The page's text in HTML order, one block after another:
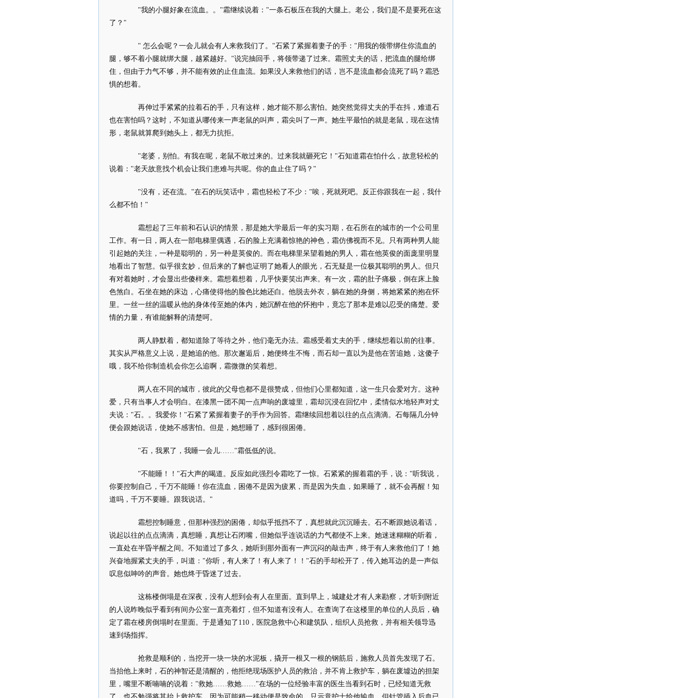
"我的小腿好象在流血。。"霜继续说着："一条石板压在我的大腿上。老公，我们是不是要死在这
了？"
" 怎么会呢？一会儿就会有人来救我们了。"石紧了紧握着妻子的手："用我的领带绑住你流血的
腿，够不着小腿就绑大腿，越紧越好。"说完抽回手，将领带递了过来。霜照丈夫的话，把流血的腿给绑
住，但由于力气不够，并不能有效的止住血流。如果没人来救他们的话，岂不是流血都会流死了吗？霜恐
惧的想着。
再伸过手紧紧的拉着石的手，只有这样，她才能不那么害怕。她突然觉得丈夫的手在抖，难道石
也在害怕吗？这时，不知道从哪传来一声老鼠的叫声，霜尖叫了一声。她生平最怕的就是老鼠，现在这情
形，老鼠就算爬到她头上，都无力抗拒。
"老婆，别怕。有我在呢，老鼠不敢过来的。过来我就砸死它！"石知道霜在怕什么，故意轻松的
说着："老天故意找个机会让我们患难与共呢。你的血止住了吗？"
"没有，还在流。"在石的玩笑话中，霜也轻松了不少："唉，死就死吧。反正你跟我在一起，我什
么都不怕！"
霜想起了三年前和石认识的情景，那是她大学最后一年的实习期，在石所在的城市的一个公司里
工作。有一日，两人在一部电梯里偶遇，石的脸上充满着惊艳的神色，霜仿佛视而不见。只有两种男人能
引起她的关注，一种是聪明的，另一种是英俊的。而在电梯里呆望着她的男人，霜在他英俊的面庞里明显
地看出了智慧。似乎很玄妙，但后来的了解也证明了她看人的眼光，石无疑是一位极其聪明的男人。但只
有对着她时，才会显出些傻样来。霜想着想着，几乎快要笑出声来。有一次，霜的肚子痛极，倒在床上脸
色煞白。石坐在她的床边，心痛使得他的脸色比她还白。他脱去外衣，躺在她的身侧，将她紧紧的抱在怀
里。一丝一丝的温暖从他的身体传至她的体内，她沉醉在他的怀抱中，竟忘了那本是难以忍受的痛楚。爱
情的力量，有谁能解释的清楚呵。
两人静默着，都知道除了等待之外，他们毫无办法。霜感受着丈夫的手，继续想着以前的往事。
其实从严格意义上说，是她追的他。那次邂逅后，她便终生不悔，而石却一直以为是他在苦追她，这傻子
哦，我不给你制造机会你怎么追啊，霜微微的笑着想。
两人在不同的城市，彼此的父母也都不是很赞成，但他们心里都知道，这一生只会爱对方。这种
爱，只有当事人才会明白。在漆黑一团不闻一点声响的废墟里，霜却沉浸在回忆中，柔情似水地轻声对丈
夫说："石。。我爱你！"石紧了紧握着妻子的手作为回答。霜继续回想着以往的点点滴滴。石每隔几分钟
便会跟她说话，使她不感害怕。但是，她想睡了，感到很困倦。
"石，我累了，我睡一会儿……"霜低低的说。
"不能睡！！"石大声的喝道。反应如此强烈令霜吃了一惊。石紧紧的握着霜的手，说："听我说，
你要控制自己，千万不能睡！你在流血，困倦不是因为疲累，而是因为失血，如果睡了，就不会再醒！知
道吗，千万不要睡。跟我说话。"
霜想控制睡意，但那种强烈的困倦，却似乎抵挡不了，真想就此沉沉睡去。石不断跟她说着话，
说起以往的点点滴滴，真想睡，真想让石闭嘴，但她似乎连说话的力气都使不上来。她迷迷糊糊的听着，
一直处在半昏半醒之间。不知道过了多久，她听到那外面有一声沉闷的敲击声，终于有人来救他们了！她
兴奋地握紧丈夫的手，叫道："你听，有人来了！有人来了！！"石的手却松开了，传入她耳边的是一声似
叹息似呻吟的声音。她也终于昏迷了过去。
这栋楼倒塌是在深夜，没有人想到会有人在里面。直到早上，城建处才有人来勘察，才听到附近
的人说昨晚似乎看到有间办公室一直亮着灯，但不知道有没有人。在查询了在这楼里的单位的人员后，确
定了霜在楼房倒塌时在里面。于是通知了110，医院急救中心和建筑队，组织人员抢救，并有相关领导迅
速到场指挥。
抢救是顺利的，当挖开一块一块的水泥板，撬开一根又一根的钢筋后，施救人员首先发现了石。
当抬他上来时，石的神智还是清醒的，他拒绝现场医护人员的救治，并不肯上救护车，躺在废墟边的担架
里，嘴里不断喃喃的说着："救她……救她……"在场的一位经验丰富的医生当看到石时，已经知道无救